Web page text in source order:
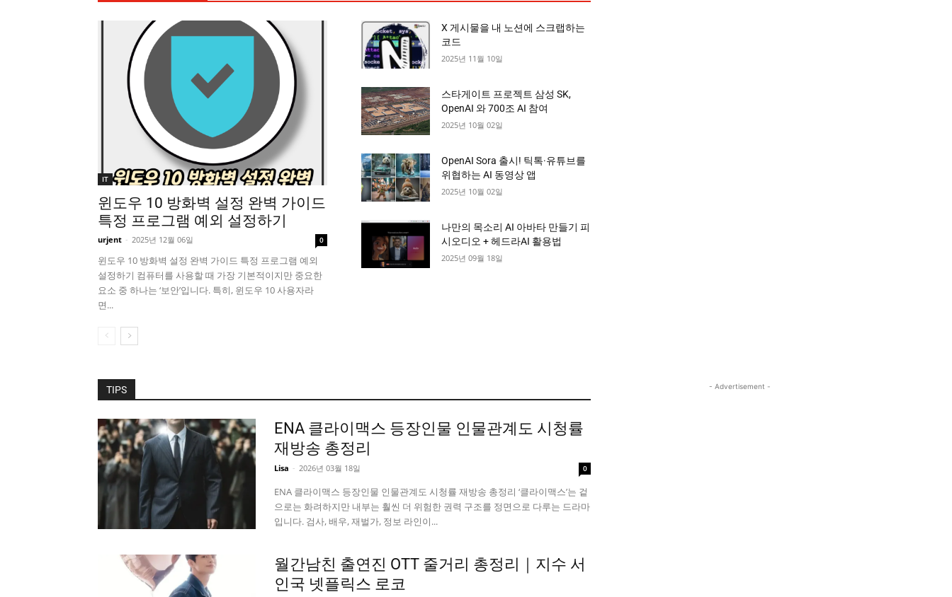
IT
윈도우 10 방화벽 설정 완벽 가이드
특정 프로그램 예외 설정하기
urjent - 2025년 12월 06일 0
윈도우 10 방화벽 설정 완벽 가이드 특정 프로그램 예외
설정하기 컴퓨터를 사용할 때 가장 기본적이지만 중요한
요소 중 하나는 ‘보안’입니다. 특히, 윈도우 10 사용자라
면...
X 게시물을 내 노션에 스크랩하는
코드
2025년 11월 10일
스타게이트 프로젝트 삼성 SK,
OpenAI 와 700조 AI 참여
2025년 10월 02일
OpenAI Sora 출시! 틱톡·유튜브를
위협하는 AI 동영상 앱
2025년 10월 02일
나만의 목소리 AI 아바타 만들기 피
시오디오 + 헤드라AI 활용법
2025년 09월 18일
TIPS
ENA 클라이맥스 등장인물 인물관계도 시청률
재방송 총정리
Lisa - 2026년 03월 18일 0
ENA 클라이맥스 등장인물 인물관계도 시청률 재방송 총정리 ‘클라이맥스’는 겉
으로는 화려하지만 내부는 훨씬 더 위험한 권력 구조를 정면으로 다루는 드라마
입니다. 검사, 배우, 재벌가, 정보 라인이...
월간남친 출연진 OTT 줄거리 총정리｜지수 서
인국 넷플릭스 로코
- Advertisement -